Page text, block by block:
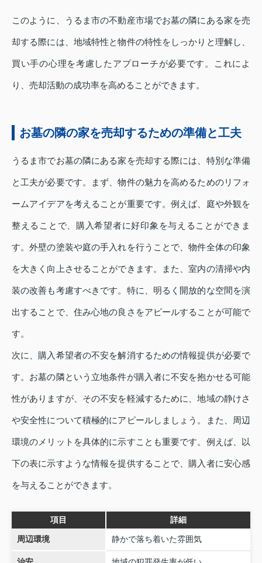
このように、うるま市の不動産市場でお墓の隣にある家を売
却する際には、地域特性と物件の特性をしっかりと理解し、
買い手の心理を考慮したアプローチが必要です。これによ
り、売却活動の成功率を高めることができます。
お墓の隣の家を売却するための準備と工夫
うるま市でお墓の隣にある家を売却する際には、特別な準備
と工夫が必要です。まず、物件の魅力を高めるためのリフォ
ームアイデアを考えることが重要です。例えば、庭や外観を
整えることで、購入希望者に好印象を与えることができま
す。外壁の塗装や庭の手入れを行うことで、物件全体の印象
を大きく向上させることができます。また、室内の清掃や内
装の改善も考慮すべきです。特に、明るく開放的な空間を演
出することで、住み心地の良さをアピールすることが可能で
す。
次に、購入希望者の不安を解消するための情報提供が必要で
す。お墓の隣という立地条件が購入者に不安を抱かせる可能
性がありますが、その不安を軽減するために、地域の静けさ
や安全性について積極的にアピールしましょう。また、周辺
環境のメリットを具体的に示すことも重要です。例えば、以
下の表に示すような情報を提供することで、購入者に安心感
を与えることができます。
項目 詳細
周辺環境 静かで落ち着いた雰囲気